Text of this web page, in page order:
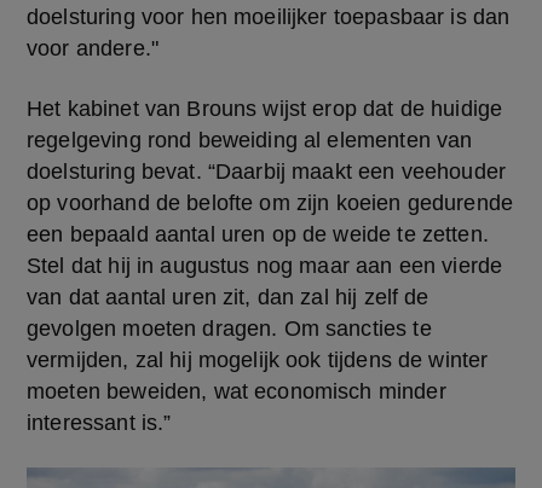
doelsturing voor hen moeilijker toepasbaar is dan
voor andere."
Het kabinet van Brouns wijst erop dat de huidige
regelgeving rond beweiding al elementen van
doelsturing bevat. “Daarbij maakt een veehouder
op voorhand de belofte om zijn koeien gedurende
een bepaald aantal uren op de weide te zetten.
Stel dat hij in augustus nog maar aan een vierde
van dat aantal uren zit, dan zal hij zelf de
gevolgen moeten dragen. Om sancties te
vermijden, zal hij mogelijk ook tijdens de winter
moeten beweiden, wat economisch minder
interessant is.”